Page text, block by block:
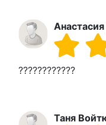
????????????
Таня